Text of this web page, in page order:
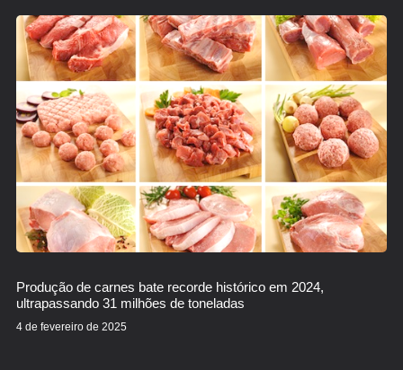
Produção de carnes bate recorde histórico em 2024,
ultrapassando 31 milhões de toneladas
4 de fevereiro de 2025